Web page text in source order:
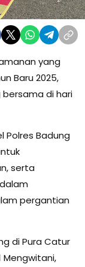
yang
Baru 2025,
di hari
Polres Badung
serta
pergantian
di Pura Catur
Mengwitani,